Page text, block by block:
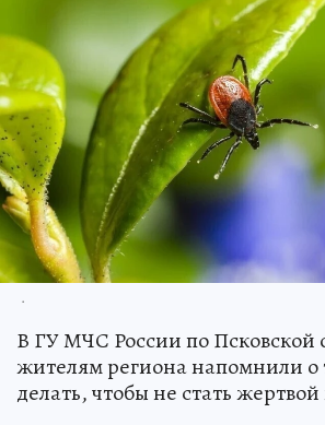
.
В ГУ МЧС России по Псковской
жителям региона напомнили о
делать, чтобы не стать